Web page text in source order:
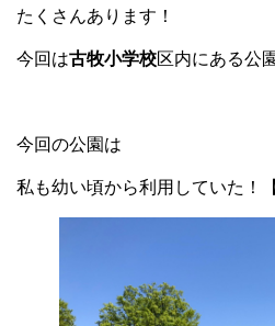
たくさんあります！
今回は古牧小学校区内にある公
今回の公園は
私も幼い頃から利用していた！【